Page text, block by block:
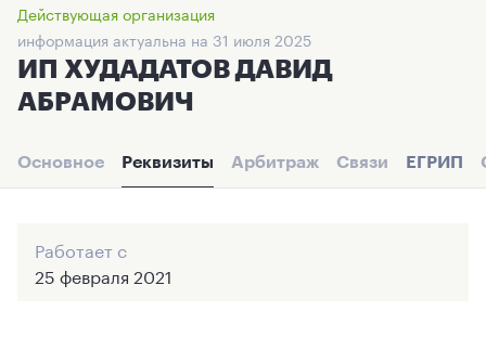
Действующая организация
информация актуальна на 31 июля 2025
ИП ХУДАДАТОВ ДАВИД
АБРАМОВИЧ
Основное Реквизиты Арбитраж Связи ЕГРИП
Работает с
25 февраля 2021